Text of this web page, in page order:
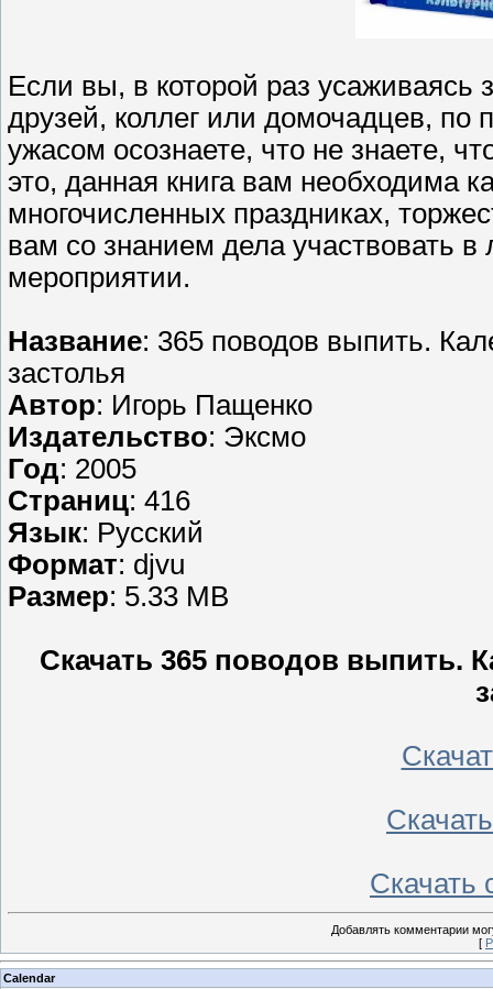
Если вы, в которой раз усаживаясь
друзей, коллег или домочадцев, по
ужасом осознаете, что не знаете,
это, данная книга вам необходима
многочисленных праздниках,
вам со знанием дела участвовать
мероприятии.
Название: 365 поводов выпить.
застолья
Автор: Игорь Пащенко
Издательство: Эксмо
Год: 2005
Страниц: 416
Язык: Русский
Формат: djvu
Размер: 5.33 MB
Скачать 365 поводов выпить.
Скачать
Добавлять комментарии
[
Calendar